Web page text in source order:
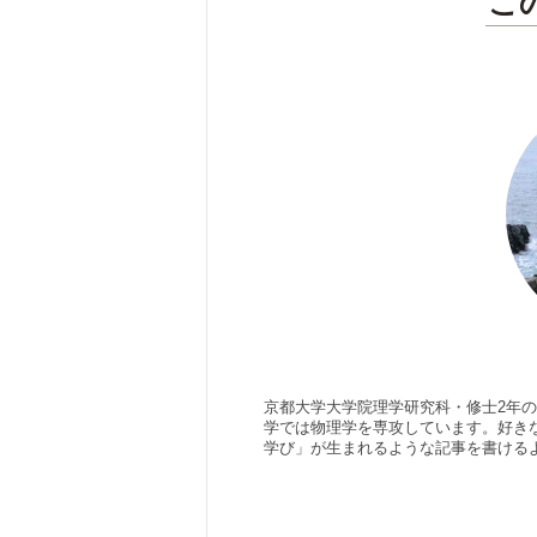
京都大学大学院理学研究科・修士2年
学では物理学を専攻しています。好
学び」が生まれるような記事を書ける